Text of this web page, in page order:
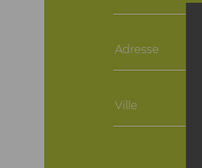
Adresse
Ville